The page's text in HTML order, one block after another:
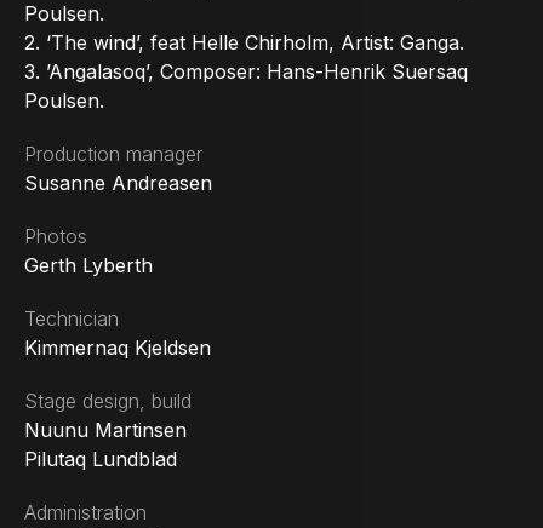
Poulsen.
2. ‘The wind’, feat Helle Chirholm, Artist: Ganga.
3. ’Angalasoq’, Composer: Hans-Henrik Suersaq
Poulsen.
Production manager
Susanne Andreasen
Photos
Gerth Lyberth
Technician
Kimmernaq Kjeldsen
Stage design, build
Nuunu Martinsen
Pilutaq Lundblad
Administration